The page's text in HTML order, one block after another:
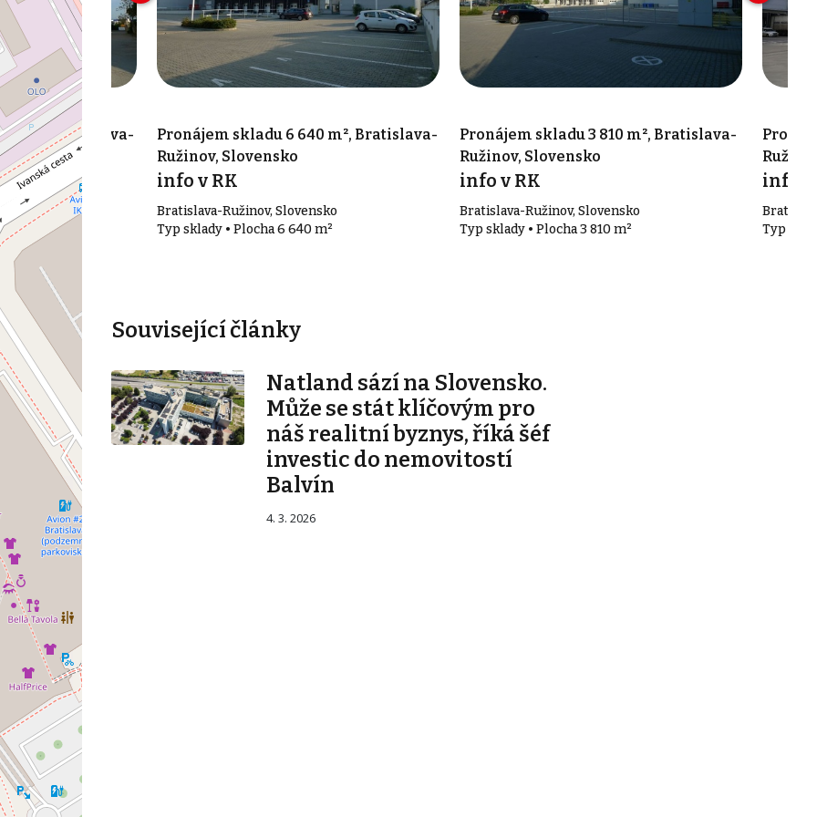
m², Bratislava-
m²
Pronájem skladu 6 640 m², Bratislava-
Ružinov, Slovensko
info v RK
Bratislava-Ružinov, Slovensko
Typ sklady • Plocha 6 640 m²
Pronájem skladu 3 810 m², Bratislava-
Ružinov, Slovensko
info v RK
Bratislava-Ružinov, Slovensko
Typ sklady • Plocha 3 810 m²
info v
Typ
Související články
Natland sází na Slovensko.
Může se stát klíčovým pro
náš realitní byznys, říká šéf
investic do nemovitostí
Balvín
4. 3. 2026